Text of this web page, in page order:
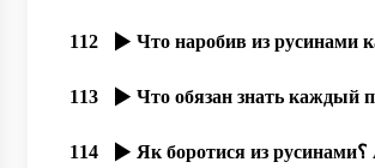
112
113
114